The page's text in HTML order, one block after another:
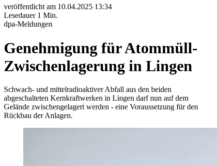
veröffentlicht am 10.04.2025 13:34
Lesedauer 1 Min.
dpa-Meldungen
Genehmigung für Atommüll-
Zwischenlagerung in Lingen
Schwach- und mittelradioaktiver Abfall aus den beiden
abgeschalteten Kernkraftwerken in Lingen darf nun auf dem
Gelände zwischengelagert werden - eine Voraussetzung für den
Rückbau der Anlagen.